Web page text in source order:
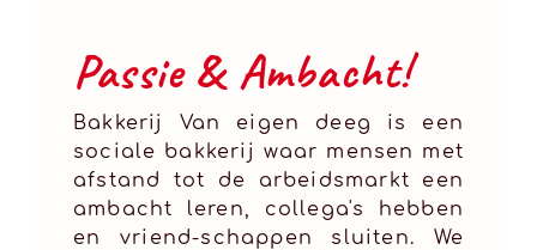
Passie & Ambacht!
Bakkerij Van eigen deeg is een
sociale bakkerij waar mensen met
afstand tot de arbeidsmarkt een
ambacht leren, collega's hebben
en vriend-schappen sluiten. We